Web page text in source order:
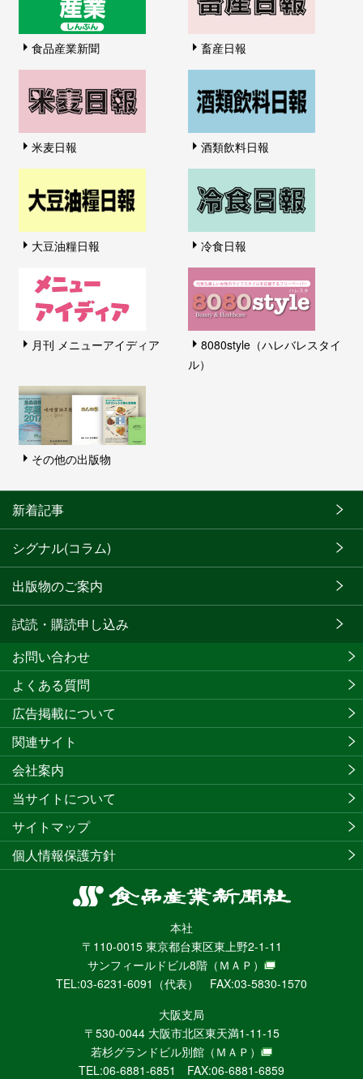
食品産業新聞 畜産日報
米麦日報 酒類飲料日報
大豆油糧日報 冷食日報
月刊 メニューアイディア
8080style（ハレバレスタイ
ル）
その他の出版物
新着記事
シグナル(コラム)
出版物のご案内
試読・購読申し込み
食
産
業
新
聞
社
ニ
ュ
ー
本社
〒110-0015 東京都台東区東上野2-1-11
サンフィールドビル8階 （ＭＡＰ）
TEL:03-6231-6091（代表） FAX:03-5830-1570
大阪支局
〒530-0044 大阪市北区東天満1-11-15
若杉グランドビル別館 （ＭＡＰ）
TEL:06-6881-6851 FAX:06-6881-6859
お問い合わせ
よくある質問
広告掲載について
関連サイト
会社案内
当サイトについて
サイトマップ
個人情報保護方針